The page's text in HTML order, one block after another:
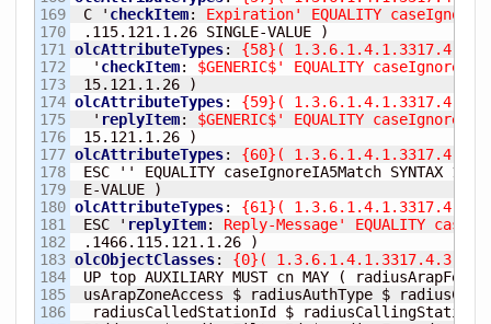
169
170
171
172
173
174
175
176
177
178
179
180
181
182
183
184
185
186
C ' checkItem:
Expiration' EQUALITY
.115.121.1.26 SINGLE-VALUE
)
olcAttributeTypes: {58} (
  '
checkItem:
$GENERIC$' EQUALITY
15.121.1.26
)
olcAttributeTypes: {59} (
  '
replyItem:
$GENERIC$' EQUALITY
15.121.1.26
)
olcAttributeTypes: {60} (
ESC '' EQUALITY caseIgnoreIA5Match SYNTAX
E-VALUE
)
olcAttributeTypes: {61} (
ESC ' replyItem:
Reply-Message' EQUALITY
.1466.115.121.1.26
)
olcObjectClasses: {0} (
UP top AUXILIARY MUST cn MAY
(
usArapZoneAccess $ radiusAuthType $
radiusCalledStationId $